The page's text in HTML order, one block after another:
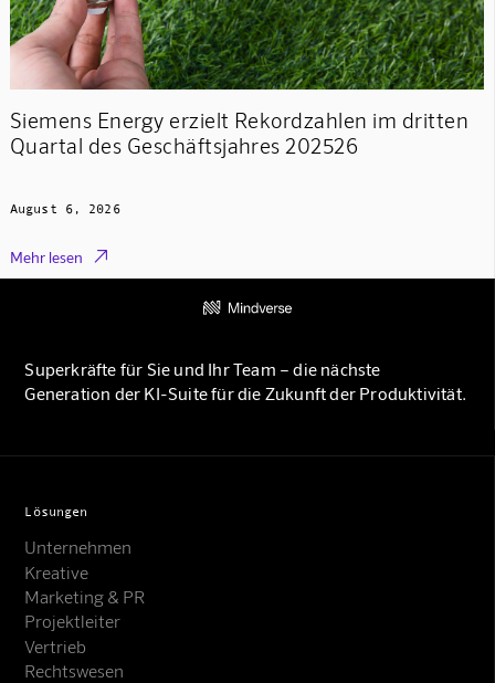
Siemens Energy erzielt Rekordzahlen im dritten
Quartal des Geschäftsjahres 202526
August 6, 2026
Mehr lesen 
Superkräfte für Sie und Ihr Team – die nächste
Generation der KI-Suite für die Zukunft der Produktivität.
Lösungen
Unternehmen
Kreative
Marketing & PR
Projektleiter
Vertrieb
Rechtswesen